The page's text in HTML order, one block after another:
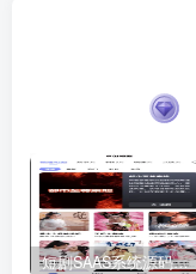
短剧SAAS系统源码｜多端分销+云存储+多租户架构